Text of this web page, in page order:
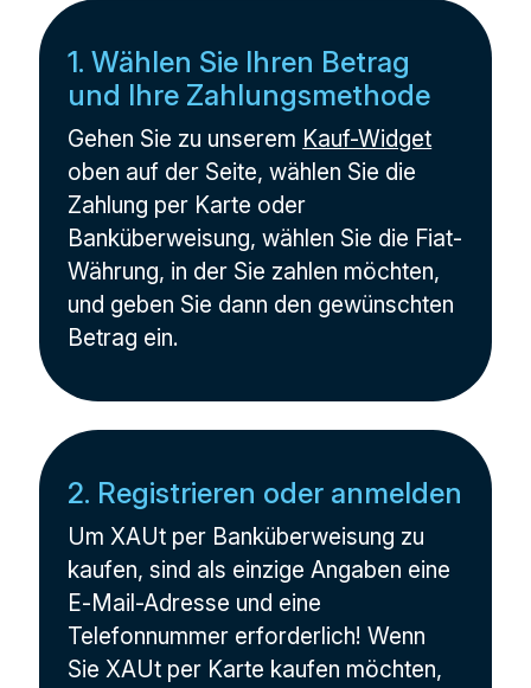
1. Wählen Sie Ihren Betrag
und Ihre Zahlungsmethode
Gehen Sie zu unserem Kauf-Widget
oben auf der Seite, wählen Sie die
Zahlung per Karte oder
Banküberweisung, wählen Sie die Fiat-
Währung, in der Sie zahlen möchten,
und geben Sie dann den gewünschten
Betrag ein.
2. Registrieren oder anmelden
Um XAUt per Banküberweisung zu
kaufen, sind als einzige Angaben eine
E-Mail-Adresse und eine
Telefonnummer erforderlich! Wenn
Sie XAUt per Karte kaufen möchten,